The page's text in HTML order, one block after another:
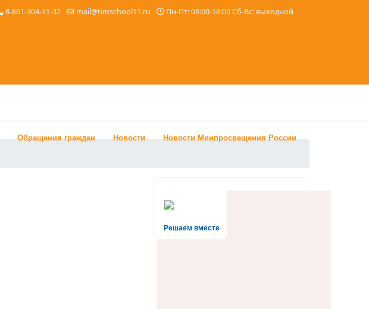
8-861-304-11-32 mail@timschool11.ru Пн-Пт: 08:00-18:00 Сб-Вс: выходной
Обращения граждан Новости Новости Минпросвещения России
Решаем вместе